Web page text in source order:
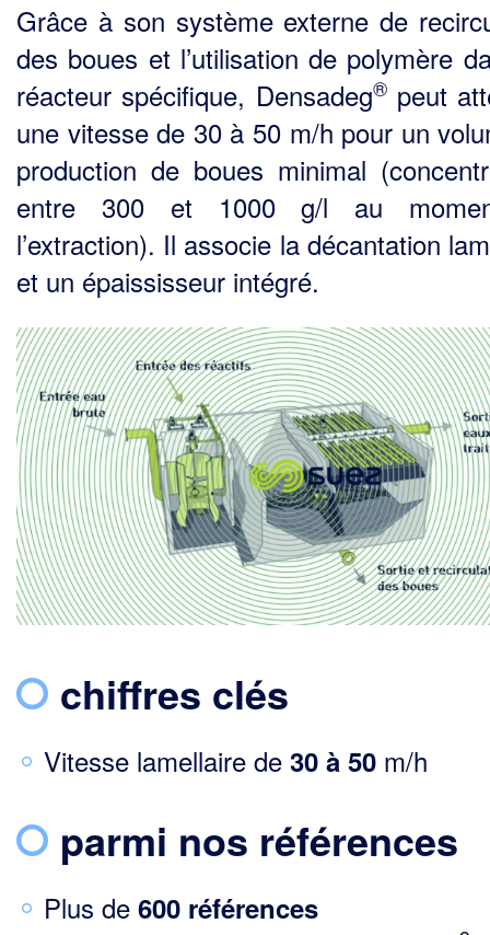
Grâce à son système externe de
des boues et l’utilisation de polymère
réacteur spécifique, Densadeg®peut
une vitesse de 30 à 50 m/h pour un
production de boues minimal
entre 300 et 1000 g/l au
l’extraction). Il associe la décantation
et un épaississeur intégré.
chiffres clés
Vitesse lamellaire de 30 à 50 m/h
parmi nos références
Plus de 600 références